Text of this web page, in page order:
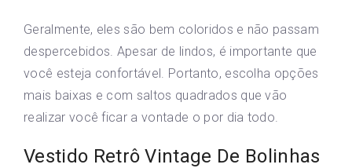
Geralmente, eles são bem coloridos e não passam
despercebidos. Apesar de lindos, é importante que
você esteja confortável. Portanto, escolha opções
mais baixas e com saltos quadrados que vão
realizar você ficar a vontade o por dia todo.
Vestido Retrô Vintage De Bolinhas